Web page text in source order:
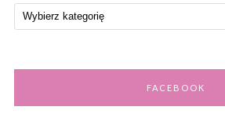
FACEBOOK